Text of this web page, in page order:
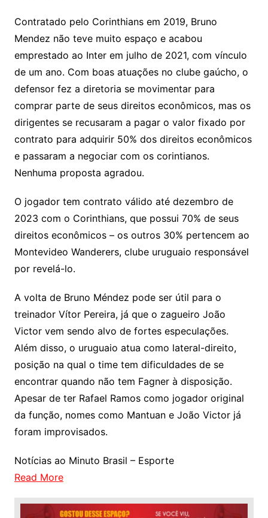
Contratado pelo Corinthians em 2019, Bruno
Mendez não teve muito espaço e acabou
emprestado ao Inter em julho de 2021, com vínculo
de um ano. Com boas atuações no clube gaúcho, o
defensor fez a diretoria se movimentar para
comprar parte de seus direitos econômicos, mas os
dirigentes se recusaram a pagar o valor fixado por
contrato para adquirir 50% dos direitos econômicos
e passaram a negociar com os corintianos.
Nenhuma proposta agradou.
O jogador tem contrato válido até dezembro de
2023 com o Corinthians, que possui 70% de seus
direitos econômicos – os outros 30% pertencem ao
Montevideo Wanderers, clube uruguaio responsável
por revelá-lo.
A volta de Bruno Méndez pode ser útil para o
treinador Vítor Pereira, já que o zagueiro João
Victor vem sendo alvo de fortes especulações.
Além disso, o uruguaio atua como lateral-direito,
posição na qual o time tem dificuldades de se
encontrar quando não tem Fagner à disposição.
Apesar de ter Rafael Ramos como jogador original
da função, nomes como Mantuan e João Victor já
foram improvisados.
Notícias ao Minuto Brasil – Esporte
Read More